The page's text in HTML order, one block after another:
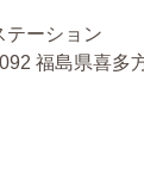
テーション
福島県喜多